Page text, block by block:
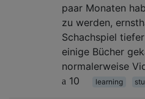
paar Monaten
zu werden,
Schachspiel
einige Bücher
normalerweise
10
learning